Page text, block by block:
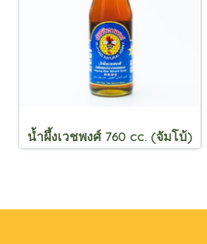
น้ำผึ้งเวชพงศ์ 760 cc. (จัมโบ้)